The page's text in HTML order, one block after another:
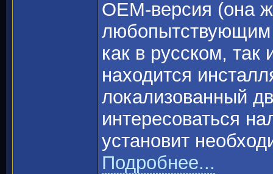
OEM-версия (она
как в русском,
находится
локализованный
интересоваться
установит
Подробнее...